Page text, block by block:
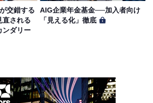
交錯する
直される
ンダリー
AIG企業年金基金──加入者向け
「見える化」徹底